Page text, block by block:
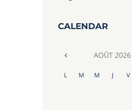
CALENDAR
AOÛT 2026
L M M J V